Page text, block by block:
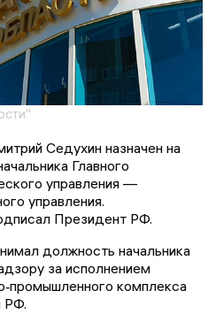
Седухин назначен на
Главного
управления —
управления.
Президент РФ.
должность начальника
за исполнением
комплекса
РФ.